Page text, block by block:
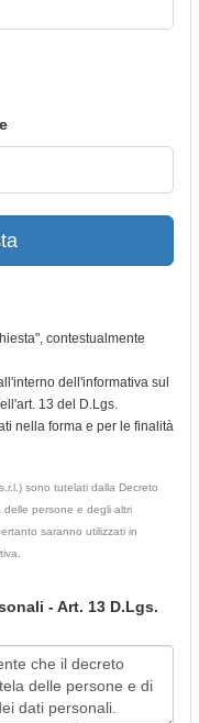
contestualmente
dell'informativa sul
13 del D.Lgs.
nella forma e per le finalità
sono tutelati dalla Decreto
persone e degli altri
saranno utilizzati in
- Art. 13 D.Lgs.